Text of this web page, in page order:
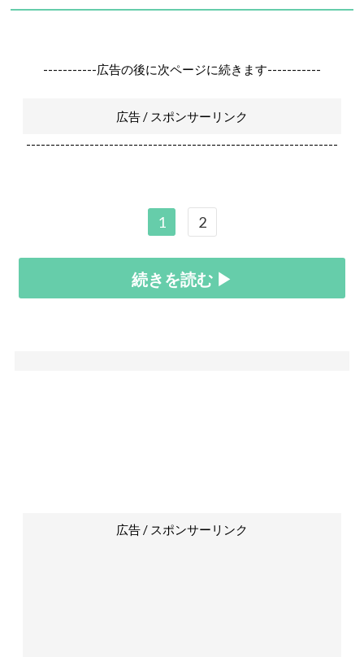
-----------広告の後に次ページに続きます-----------
広告 / スポンサーリンク
----------------------------------------------------------------
1 2
続きを読む ▶
広告 / スポンサーリンク